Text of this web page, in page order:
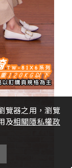
覽器之用，瀏覽
及相關隱私權政